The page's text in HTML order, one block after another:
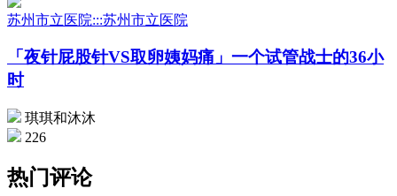
苏州市立医院:::苏州市立医院
「夜针屁股针VS取卵姨妈痛」一个试管战士的36小
时
琪琪和沐沐
226
热门评论